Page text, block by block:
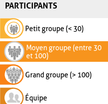
PARTICIPANTS
Petit groupe (< 30)
Moyen groupe (entre 30
et 100)
Grand groupe (> 100)
Équipe